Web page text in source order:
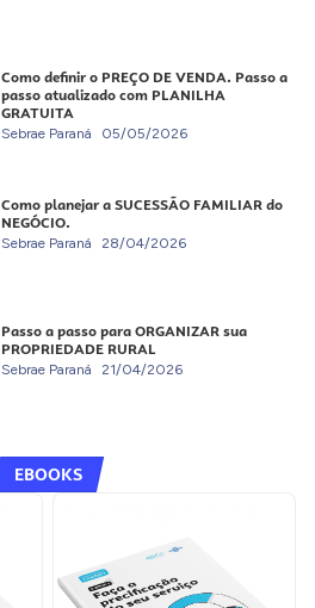
Como definir o PREÇO DE VENDA. Passo a
passo atualizado com PLANILHA
GRATUITA
Sebrae Paraná 05/05/2026
Como planejar a SUCESSÃO FAMILIAR do
NEGÓCIO.
Sebrae Paraná 28/04/2026
Passo a passo para ORGANIZAR sua
PROPRIEDADE RURAL
Sebrae Paraná 21/04/2026
EBOOKS